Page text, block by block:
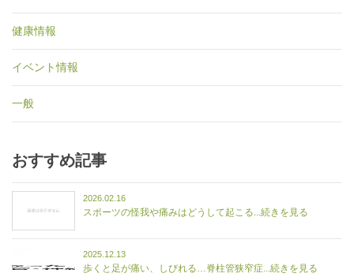
健康情報
イベント情報
一般
おすすめ記事
2026.02.16
スポーツの怪我や痛みはどうして起こる...続きを見る
2025.12.13
歩くと足が痛い、しびれる…脊柱管狭窄症...続きを見る